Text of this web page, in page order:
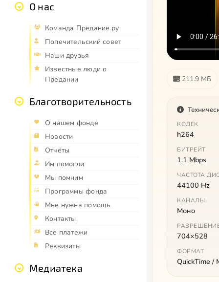
О нас
Команда Предание.ру
Попечительский совет
Наши друзья
Известные люди о
Предании
Благотворительность
О нашем фонде
Новости
Отчёты
Им помогли
Мы помним
Программы фонда
Мне нужна помощь
Контакты
Все платежи
Реквизиты
Медиатека
211.9 МБ
КОДЕК
h264
БИТРЕЙТ
1.1 Mbps
ЧАСТОТА
44100 Hz
КАНАЛЫ
Моно
704×528
ФОРМАТ
QuickTime /